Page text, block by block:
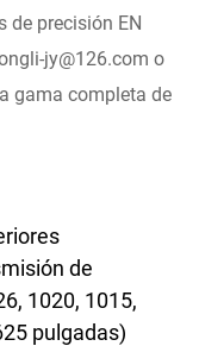
de precisión EN
jy@126.com o
gama completa de
de
1020, 1015,
pulgadas)